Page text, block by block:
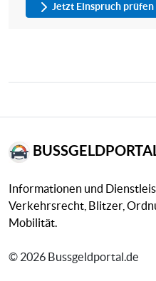
Jetzt Einspruch prüfen
Informationen und
Verkehrsrecht, Blitzer,
Mobilität.
© 2026 Bussgeldportal.de